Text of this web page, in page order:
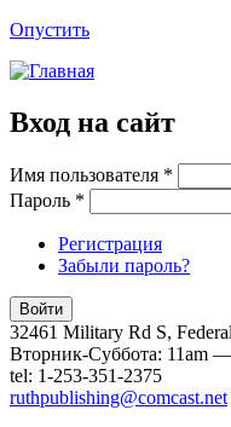
Опустить
Вход на сайт
Имя пользователя *
Пароль *
Регистрация
Забыли пароль?
32461 Military Rd S,
Вторник-Суббота: 11am
tel: 1-253-351-2375
ruthpublishing@comcast.net